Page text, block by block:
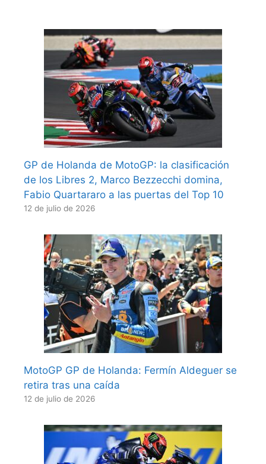
GP de Holanda de MotoGP: la clasificación
de los Libres 2, Marco Bezzecchi domina,
Fabio Quartararo a las puertas del Top 10
12 de julio de 2026
MotoGP GP de Holanda: Fermín Aldeguer se
retira tras una caída
12 de julio de 2026